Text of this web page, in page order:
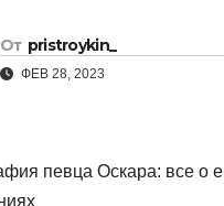
От pristroykin_
ФЕВ 28, 2023